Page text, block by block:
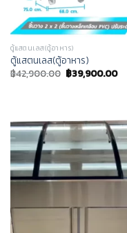
ตู้แสตนเลส(ตู้อาหาร)
ตู้แสตนเลส(ตู้อาหาร)
฿42,900.00 ฿39,900.00